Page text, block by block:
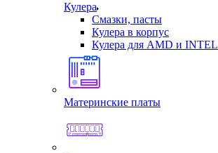
Кулера
Смазки, пасты
Кулера в корпус
Кулера для AMD и INTEL
Материнские платы